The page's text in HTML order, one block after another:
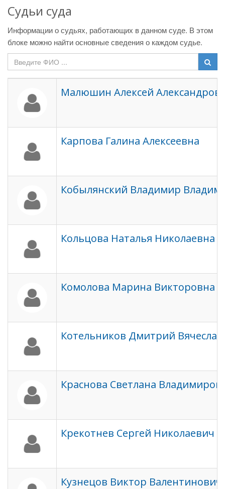
Судьи суда
Информации о судьях, работающих в данном суде. В этом
блоке можно найти основные сведения о каждом судье.
Малюшин Алексей
Карпова Галина Алексеевна
Кобылянский Владимир
Кольцова Наталья Николаевна
Комолова Марина Викторовна
Котельников Дмитрий
Краснова Светлана
Крекотнев Сергей Николаевич
Кузнецов Виктор Валентинович